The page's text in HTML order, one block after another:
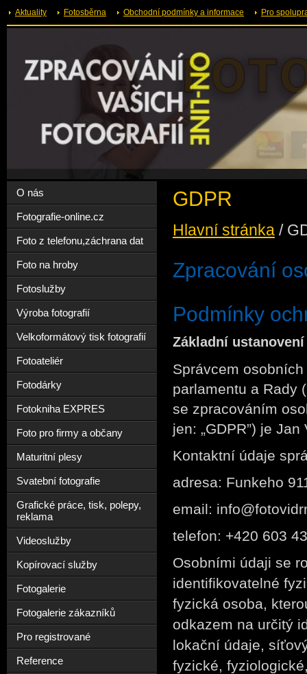
Aktuality Fotosběrna Obchodní podmínky a informace Pro
GDPR
Hlavní stránka /
Zpracování
Podmínky
Základní ustanovení
Správcem
parlamentu a Rady
se zpracováním
jen: „GDPR”) je
Kontaktní údaje
adresa: Funkeho
email:
telefon: +420 603
Osobními údaji se
identifikovatelné
fyzická osoba,
odkazem na určitý
lokační údaje,
fyzické,
O nás
Fotografie-online.cz
Foto z telefonu,záchrana dat
Foto na hroby
Fotoslužby
Výroba fotografií
Velkoformátový tisk fotografií
Fotoateliér
Fotodárky
Fotokniha EXPRES
Foto pro firmy a občany
Maturitní plesy
Svatební fotografie
Grafické práce, tisk, polepy,
reklama
Videoslužby
Kopírovací služby
Fotogalerie
Fotogalerie zákazníků
Pro registrované
Reference